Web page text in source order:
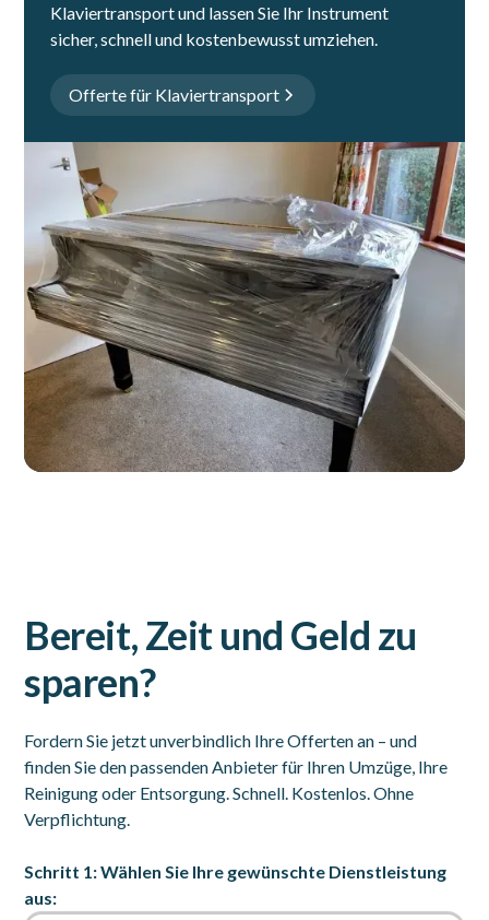
Klaviertransport und lassen Sie Ihr Instrument
sicher, schnell und kostenbewusst umziehen.
Offerte für Klaviertransport
Bereit, Zeit und Geld zu
sparen?
Fordern Sie jetzt unverbindlich Ihre Offerten an – und
finden Sie den passenden Anbieter für Ihren Umzüge, Ihre
Reinigung oder Entsorgung. Schnell. Kostenlos. Ohne
Verpflichtung.
Schritt 1: Wählen Sie Ihre gewünschte Dienstleistung
aus: